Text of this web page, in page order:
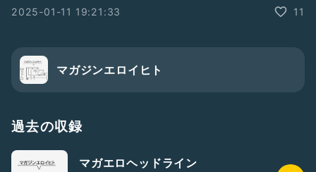
2025-01-11 19:21:33 11
マガジンエロイヒト
過去の収録
マガエロヘッドライン